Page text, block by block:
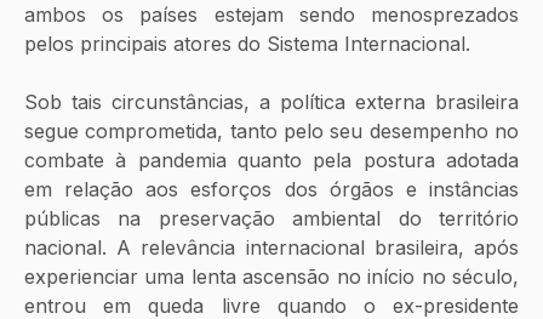
ambos os países estejam sendo menosprezados
pelos principais atores do Sistema Internacional.
Sob tais circunstâncias, a política externa brasileira
segue comprometida, tanto pelo seu desempenho no
combate à pandemia quanto pela postura adotada
em relação aos esforços dos órgãos e instâncias
públicas na preservação ambiental do território
nacional. A relevância internacional brasileira, após
experienciar uma lenta ascensão no início no século,
entrou em queda livre quando o ex-presidente